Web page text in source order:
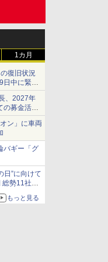
1カ月
復旧状況
日中に緊急
、2027年
の募金活動
ン」に車両
バギー「グ
日”に向けて
総勢11社
もっと見る